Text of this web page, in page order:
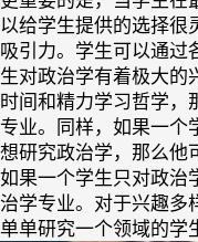
以给学生提供的选择很
吸引力。学生可以通过
生对政治学有着极大的
时间和精力学习哲学，
专业。同样，如果一个
想研究政治学，那么他
如果一个学生只对政治
治学专业。对于兴趣多
单单研究一个领域的学